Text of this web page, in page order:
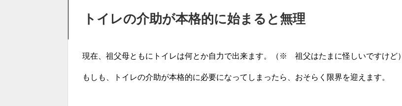
トイレの介助が本格的に始まると無理
現在、祖父母ともにトイレは何とか自力で出来ます。（※ 祖父はたまに怪しいですけど）
もしも、トイレの介助が本格的に必要になってしまったら、おそらく限界を迎えます。